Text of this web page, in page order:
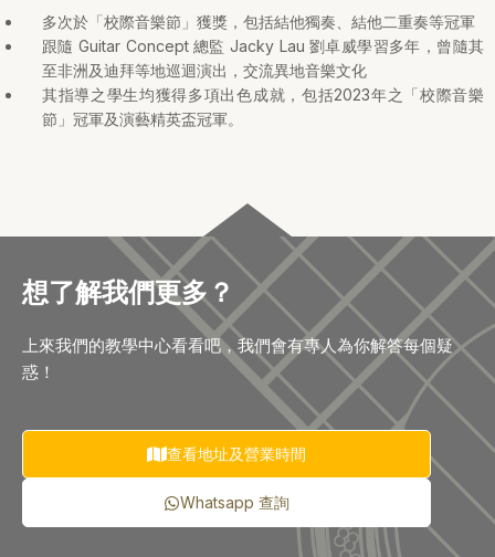
多次於「校際音樂節」獲獎，包括結他獨奏、結他二重奏等冠軍
跟隨 Guitar Concept 總監 Jacky Lau 劉卓威學習多年，曾隨其
至非洲及迪拜等地巡迴演出，交流異地音樂文化
其指導之學生均獲得多項出色成就，包括2023年之「校際音樂
節」冠軍及演藝精英盃冠軍。
想了解我們更多？
上來我們的教學中心看看吧，我們會有專人為你解答每個疑
惑！
查看地址及營業時間
Whatsapp 查詢